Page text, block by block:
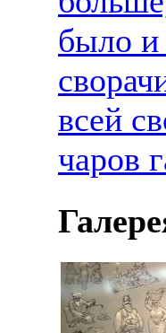
было и
всей
чаров